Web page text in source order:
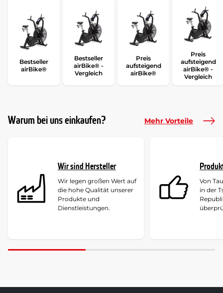
Bestseller
airBike®
Bestseller
airBike® -
Vergleich
Preis
aufsteigend
airBike®
Preis
aufsteigend
airBike® -
Vergleich
Warum bei uns einkaufen? Mehr Vorteile
Wir sind Hersteller
Wir legen großen Wert auf
die hohe Qualität unserer
Produkte und
Dienstleistungen.
Von
in der